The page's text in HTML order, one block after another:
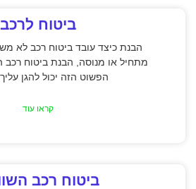
ביטוח לרכב
הבנת כיצד עובד ביטוח רכב לא
מתחיל או מנוסה, הבנת ביטוח רכב
הפשוט הזה יכול להגן
קראו עוד
ביטוח רכב